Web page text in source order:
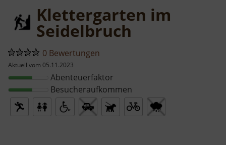
Klettergarten im
Seidelbruch
0 Bewertungen
Aktuell vom 05.11.2023
Abenteuerfaktor
Besucheraufkommen